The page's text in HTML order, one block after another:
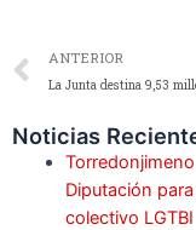
ANTERIOR
Noticias
Diputación
colectivo LGTBI